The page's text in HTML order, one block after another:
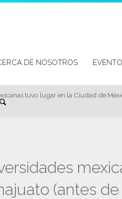
DE NOSOTROS
Searchtuvo lugar en la Ciudad de
(antes